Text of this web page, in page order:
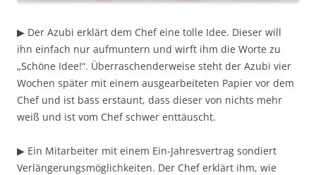
▶ Der Azubi erklärt dem Chef eine tolle Idee. Dieser will
ihn einfach nur aufmuntern und wirft ihm die Worte zu
„Schöne Idee!“. Überraschenderweise steht der Azubi vier
Wochen später mit einem ausgearbeiteten Papier vor dem
Chef und ist bass erstaunt, dass dieser von nichts mehr
weiß und ist vom Chef schwer enttäuscht.
▶ Ein Mitarbeiter mit einem Ein-Jahresvertrag sondiert
Verlängerungsmöglichkeiten. Der Chef erklärt ihm, wie